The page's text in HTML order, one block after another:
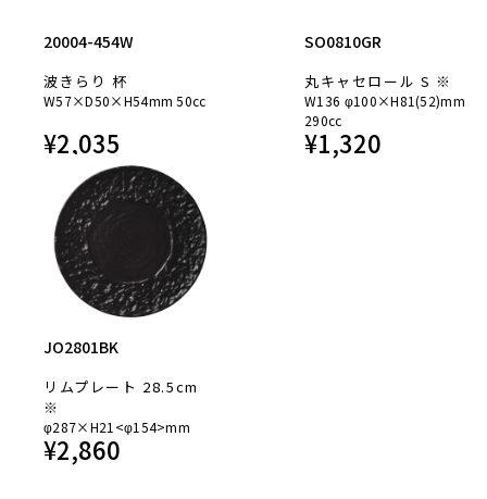
20004-454W
波きらり 杯
W57×D50×H54mm 50cc
¥2,035
SO0810GR
丸キャセロール S ※
W136 φ100×H81(52)mm
290cc
¥1,320
JO2801BK
リムプレート 28.5cm
※
φ287×H21<φ154>mm
¥2,860